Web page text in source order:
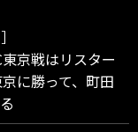
東京戦はリスター
に勝って、町田